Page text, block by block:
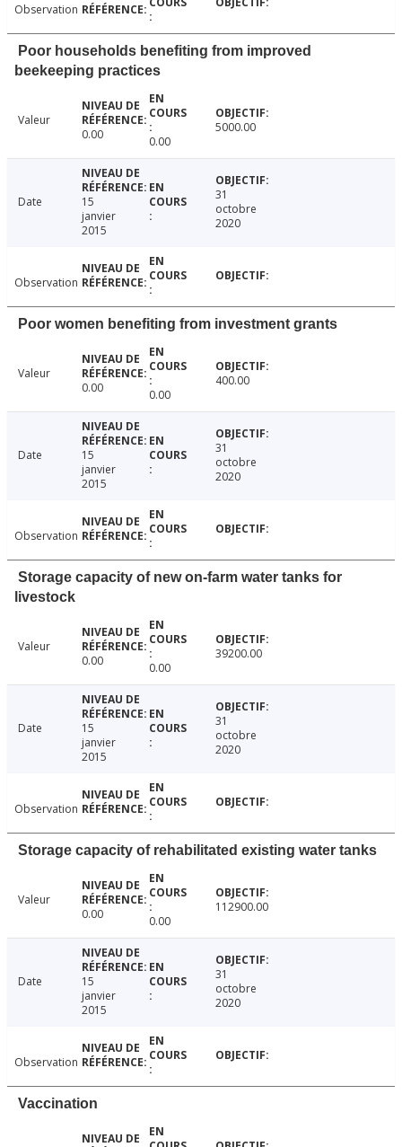
Observation
Poor households benefiting from improved
beekeeping practices
Valeur
0.00
0.00
5000.00
Date
15
janvier
2015
31
octobre
2020
Observation
Poor women benefiting from investment grants
Valeur
0.00
0.00
400.00
Date
15
janvier
2015
31
octobre
2020
Observation
Storage capacity of new on-farm water tanks for
livestock
Valeur
0.00
0.00
39200.00
Date
15
janvier
2015
31
octobre
2020
Observation
Storage capacity of rehabilitated existing water tanks
Valeur
0.00
0.00
112900.00
Date
15
janvier
2015
31
octobre
2020
Observation
Vaccination